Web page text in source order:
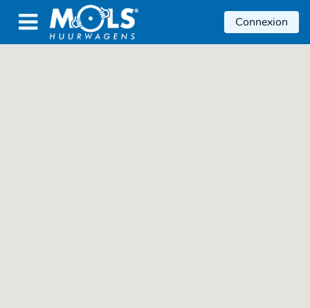
 Connexion